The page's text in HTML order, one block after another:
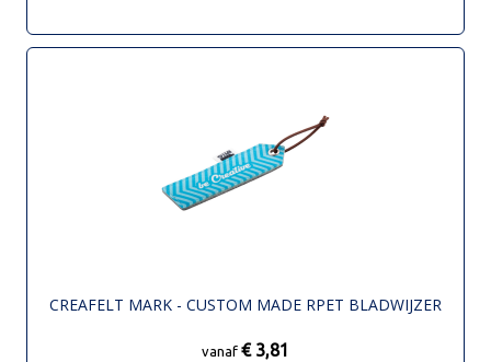
CREAFELT MARK - CUSTOM MADE RPET BLADWIJZER
vanaf € 3,81